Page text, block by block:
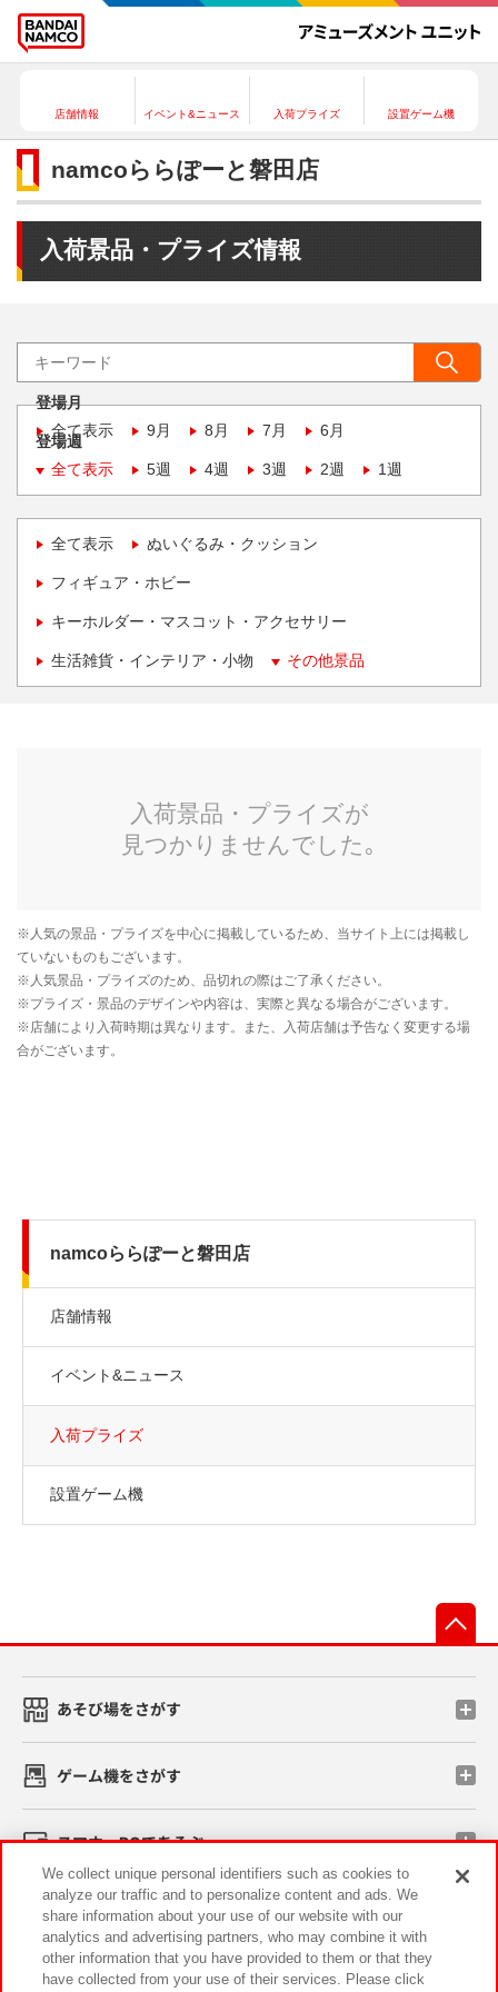
店舗情報 イベント&ニュース 入荷プライズ 設置ゲーム機
namcoららぽーと磐田店
入荷景品・プライズ情報
登場月
全て表示
9月 8月 7月 6月
登場週
全て表示
5週 4週 3週 2週 1週
全て表示 ぬいぐるみ・クッション
フィギュア・ホビー
キーホルダー・マスコット・アクセサリー
生活雑貨・インテリア・小物 その他景品
namcoららぽーと磐田店
店舗情報
イベント&ニュース
入荷プライズ
設置ゲーム機
あそび場をさがす
ゲーム機をさがす
スマホ・PCであそぶ
イベント・キャンペーン
We collect unique personal identifiers such as cookies to
analyze our traffic and to personalize content and ads. We
share information about your use of our website with our
analytics and advertising partners, who may combine it with
other information that you have provided to them or that they
have collected from your use of their services. Please click